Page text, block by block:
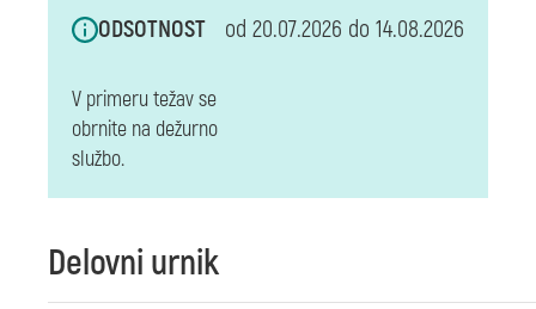
ODSOTNOST od 20.07.2026 do 14.08.2026
V primeru težav se
obrnite na dežurno
službo.
Delovni urnik